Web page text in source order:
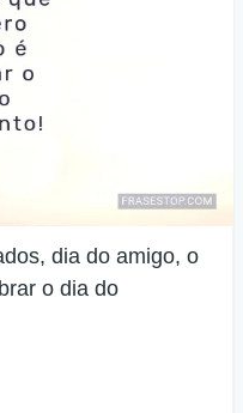
dia do amigo, o
o dia do